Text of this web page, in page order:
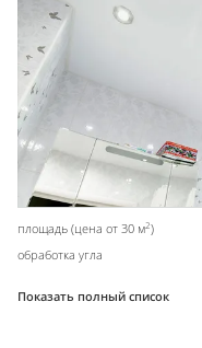
площадь (цена от 30 м2)
обработка угла
Показать полный список